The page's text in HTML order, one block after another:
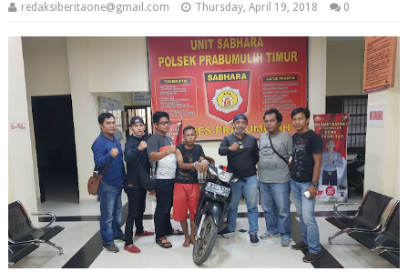
redaksiberitaone@gmail.com Thursday, April 19, 2018 0